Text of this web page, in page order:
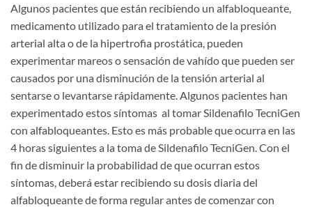
Algunos pacientes que están recibiendo un alfabloqueante,
medicamento utilizado para el tratamiento de la presión
arterial alta o de la hipertrofia prostática, pueden
experimentar mareos o sensación de vahído que pueden ser
causados por una disminución de la tensión arterial al
sentarse o levantarse rápidamente. Algunos pacientes han
experimentado estos síntomas al tomar Sildenafilo TecniGen
con alfabloqueantes. Esto es más probable que ocurra en las
4 horas siguientes a la toma de Sildenafilo TecniGen. Con el
fin de disminuir la probabilidad de que ocurran estos
síntomas, deberá estar recibiendo su dosis diaria del
alfabloqueante de forma regular antes de comenzar con